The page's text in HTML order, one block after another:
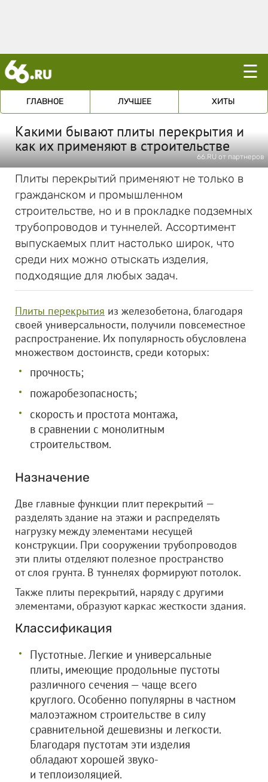
☰
ГЛАВНОЕ ЛУЧШЕЕ ХИТЫ
Какими бывают плиты перекрытия и
как их применяют в строительстве
66.RU от партнеров
Плиты перекрытий применяют не только в
гражданском и промышленном
строительстве, но и в прокладке подземных
трубопроводов и туннелей. Ассортимент
выпускаемых плит настолько широк, что
среди них можно отыскать изделия,
подходящие для любых задач.
Плиты перекрытия из железобетона, благодаря
своей универсальности, получили повсеместное
распространение. Их популярность обусловлена
множеством достоинств, среди которых:
прочность;
пожаробезопасность;
скорость и простота монтажа,
в сравнении с монолитным
строительством.
Назначение
Две главные функции плит перекрытий —
разделять здание на этажи и распределять
нагрузку между элементами несущей
конструкции. При сооружении трубопроводов
эти плиты отделяют полезное пространство
от слоя грунта. В туннелях формируют потолок.
Также плиты перекрытий, наряду с другими
элементами, образуют каркас жесткости здания.
Классификация
Пустотные. Легкие и универсальные
плиты, имеющие продольные пустоты
различного сечения — чаще всего
круглого. Особенно популярны в частном
малоэтажном строительстве в силу
сравнительной дешевизны и легкости.
Благодаря пустотам эти изделия
обладают хорошей звуко-
и теплоизоляцией.